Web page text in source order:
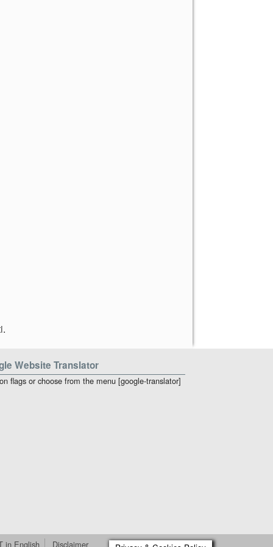
.
Website Translator
flags or choose from the menu [google-translator]
Xin Magazine Theme
in English Disclaimer